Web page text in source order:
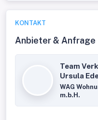
KONTAKT
Anbieter & Anfrage
Team
Ursula
WAG
m.b.H.